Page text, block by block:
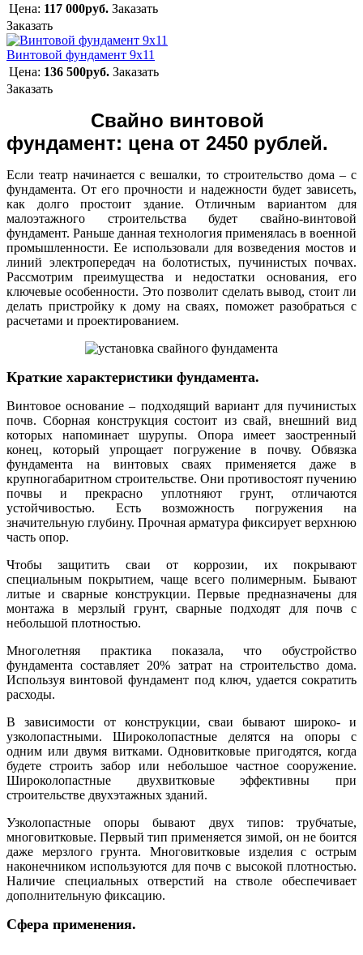
Цена: 117 000руб. Заказать
Заказать
Винтовой фундамент 9х11
Цена: 136 500руб. Заказать
Заказать
Свайно винтовой
фундамент: цена от 2450 рублей.
Если театр начинается с вешалки, то строительство дома – с
фундамента. От его прочности и надежности будет зависеть,
как долго простоит здание. Отличным вариантом для
малоэтажного строительства будет свайно-винтовой
фундамент. Раньше данная технология применялась в военной
промышленности. Ее использовали для возведения мостов и
линий электропередач на болотистых, пучинистых почвах.
Рассмотрим преимущества и недостатки основания, его
ключевые особенности. Это позволит сделать вывод, стоит ли
делать пристройку к дому на сваях, поможет разобраться с
расчетами и проектированием.
Краткие характеристики фундамента.
Винтовое основание – подходящий вариант для пучинистых
почв. Сборная конструкция состоит из свай, внешний вид
которых напоминает шурупы. Опора имеет заостренный
конец, который упрощает погружение в почву. Обвязка
фундамента на винтовых сваях применяется даже в
крупногабаритном строительстве. Они противостоят пучению
почвы и прекрасно уплотняют грунт, отличаются
устойчивостью. Есть возможность погружения на
значительную глубину. Прочная арматура фиксирует верхнюю
часть опор.
Чтобы защитить сваи от коррозии, их покрывают
специальным покрытием, чаще всего полимерным. Бывают
литые и сварные конструкции. Первые предназначены для
монтажа в мерзлый грунт, сварные подходят для почв с
небольшой плотностью.
Многолетняя практика показала, что обустройство
фундамента составляет 20% затрат на строительство дома.
Используя винтовой фундамент под ключ, удается сократить
расходы.
В зависимости от конструкции, сваи бывают широко- и
узколопастными. Широколопастные делятся на опоры с
одним или двумя витками. Одновитковые пригодятся, когда
будете строить забор или небольшое частное сооружение.
Широколопастные двухвитковые эффективны при
строительстве двухэтажных зданий.
Узколопастные опоры бывают двух типов: трубчатые,
многовитковые. Первый тип применяется зимой, он не боится
даже мерзлого грунта. Многовитковые изделия с острым
наконечником используются для почв с высокой плотностью.
Наличие специальных отверстий на стволе обеспечивает
дополнительную фиксацию.
Сфера применения.